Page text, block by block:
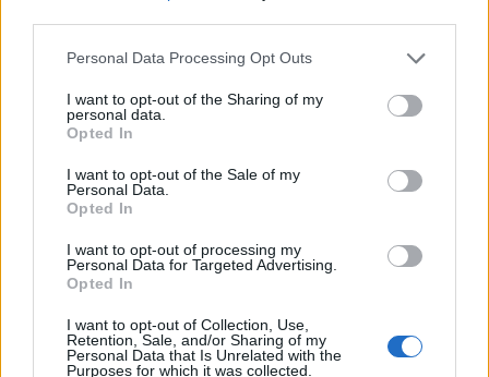
Please note that this website/app uses one or more Google
not limited to your visit or usage behaviour. You may click to
grant or deny consent to Google and its third-party tags to
use your data for below specified purposes in below Google
consent section.
Personal Data Processing Opt Outs
I want to opt-out of the Sharing of my
personal data.
Opted In
I want to opt-out of the Sale of my
Personal Data.
Opted In
I want to opt-out of processing my
Personal Data for Targeted Advertising.
Opted In
I want to opt-out of Collection, Use,
Retention, Sale, and/or Sharing of my
Personal Data that Is Unrelated with the
Purposes for which it was collected.
10 éve
@kaamir: Azért ez így nem igaz. Persze ez csak a
személyes véleményem, de az általad felsorolt
filmek közül (Argo, Némafilmes, Birdman, Király
beszéde) kb. csak a Birdman jobb, mint a Spotlight.
A többitől sokkal erősebb a mostani nyertes.
Ilyen komoly témát ennyire hitelesen, közérthetően,